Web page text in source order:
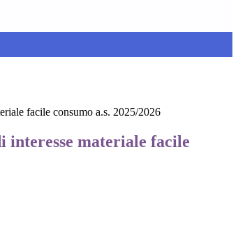
facile consumo a.s. 2025/2026
interesse materiale facile